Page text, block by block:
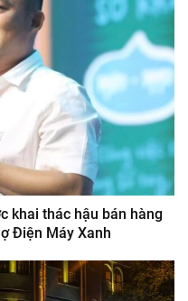
khai thác hậu bán hàng
Điện Máy Xanh